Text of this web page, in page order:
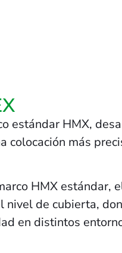
estándar HMX,
colocación más
HMX estándar,
de cubierta,
en distintos